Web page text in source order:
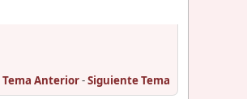
Tema Anterior-Siguiente Tema